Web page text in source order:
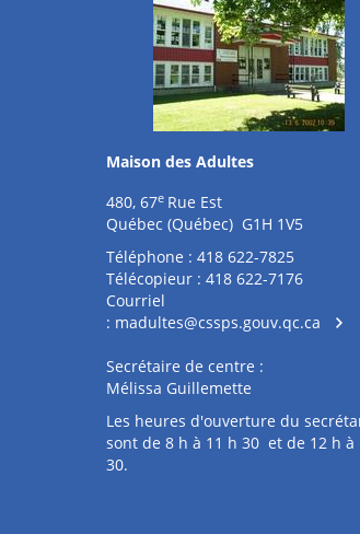
Maison des Adultes
480, 67e Rue Est
Québec (Québec) G1H 1V5
Téléphone : 418 622-7825
Télécopieur : 418 622-7176
Courriel
: madultes@cssps.gouv.qc.ca
Secrétaire de centre :
Mélissa Guillemette
Les heures d'ouverture du
sont de 8 h à 11 h 30 et de 12 h à
30.